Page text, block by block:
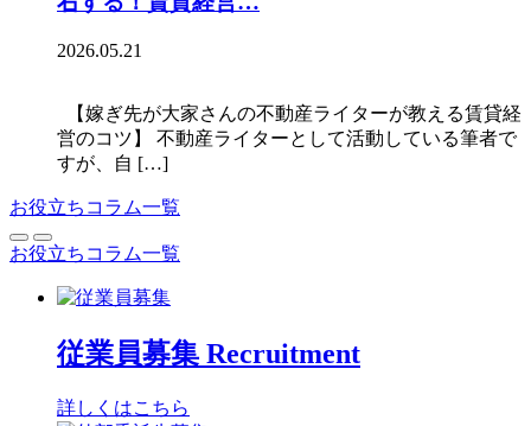
2026.05.21
【嫁ぎ先が大家さんの不動産ライターが教える賃貸経
営のコツ】 不動産ライターとして活動している筆者で
すが、自 […]
お役立ちコラム一覧
お役立ちコラム一覧
従業員募集 Recruitment
詳しくはこちら